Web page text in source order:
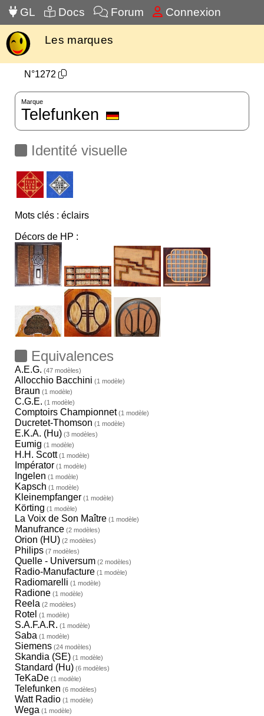
GL Docs Forum Connexion
Les marques
N°1272
Marque
Telefunken
Identité visuelle
Mots clés : éclairs
Décors de HP :
Equivalences
A.E.G. (47 modèles)
Allocchio Bacchini (1 modèle)
Braun (1 modèle)
C.G.E. (1 modèle)
Comptoirs Championnet (1 modèle)
Ducretet-Thomson (1 modèle)
E.K.A. (Hu) (3 modèles)
Eumig (1 modèle)
H.H. Scott (1 modèle)
Impérator (1 modèle)
Ingelen (1 modèle)
Kapsch (1 modèle)
Kleinempfanger (1 modèle)
Körting (1 modèle)
La Voix de Son Maître (1 modèle)
Manufrance (2 modèles)
Orion (HU) (2 modèles)
Philips (7 modèles)
Quelle - Universum (2 modèles)
Radio-Manufacture (1 modèle)
Radiomarelli (1 modèle)
Radione (1 modèle)
Reela (2 modèles)
Rotel (1 modèle)
S.A.F.A.R. (1 modèle)
Saba (1 modèle)
Siemens (24 modèles)
Skandia (SE) (1 modèle)
Standard (Hu) (6 modèles)
TeKaDe (1 modèle)
Telefunken (6 modèles)
Watt Radio (1 modèle)
Wega (1 modèle)